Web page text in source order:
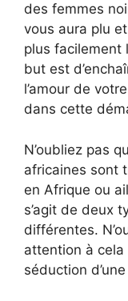
des femmes
vous aura plu
plus
but est
l’amour de
dans cette
N’oubliez pas
africaines sont
en Afrique ou
s’agit de deux
différentes.
attention à cela
séduction